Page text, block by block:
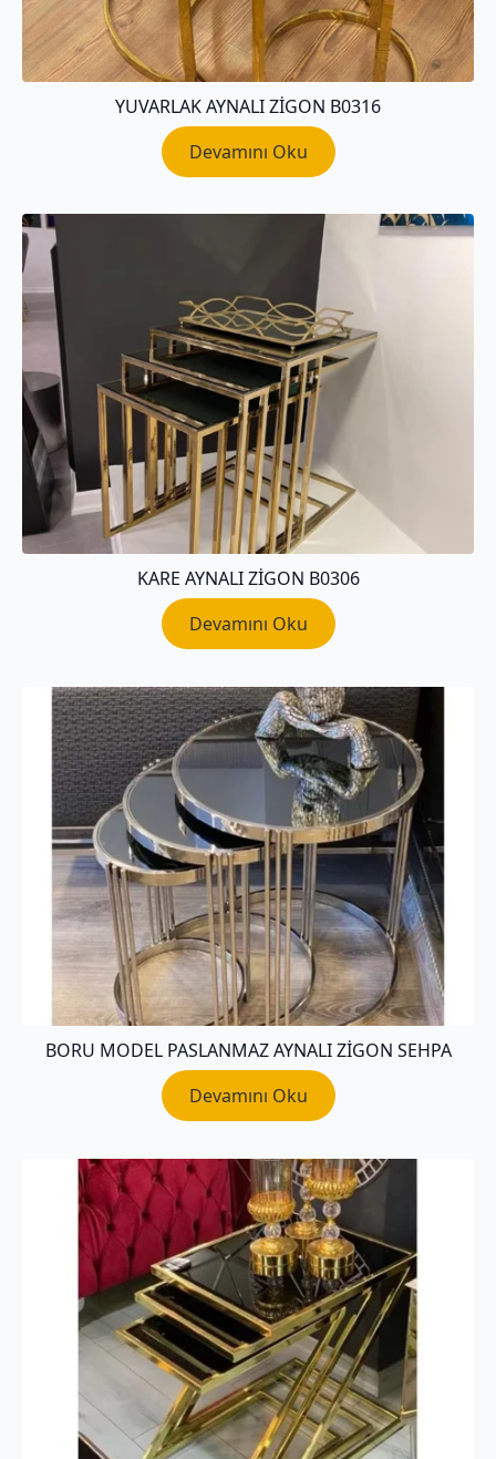
YUVARLAK AYNALI ZIGON B0316
Devamını Oku
KARE AYNALI ZIGON B0306
Devamını Oku
BORU MODEL PASLANMAZ AYNALI ZIGON SEHPA
Devamını Oku